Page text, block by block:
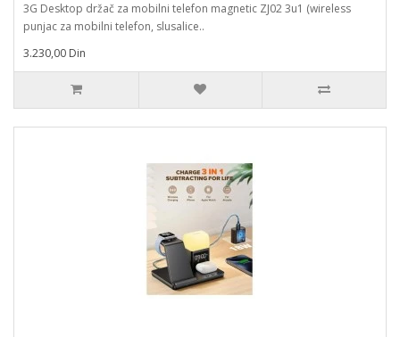
3G Desktop držač za mobilni telefon magnetic ZJ02 3u1 (wireless
punjac za mobilni telefon, slusalice..
3.230,00 Din